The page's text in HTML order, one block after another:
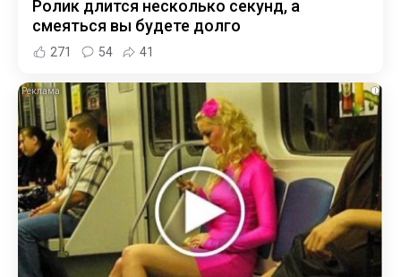
Ролик длится несколько секунд, а
смеяться вы будете долго
271 54 41
i